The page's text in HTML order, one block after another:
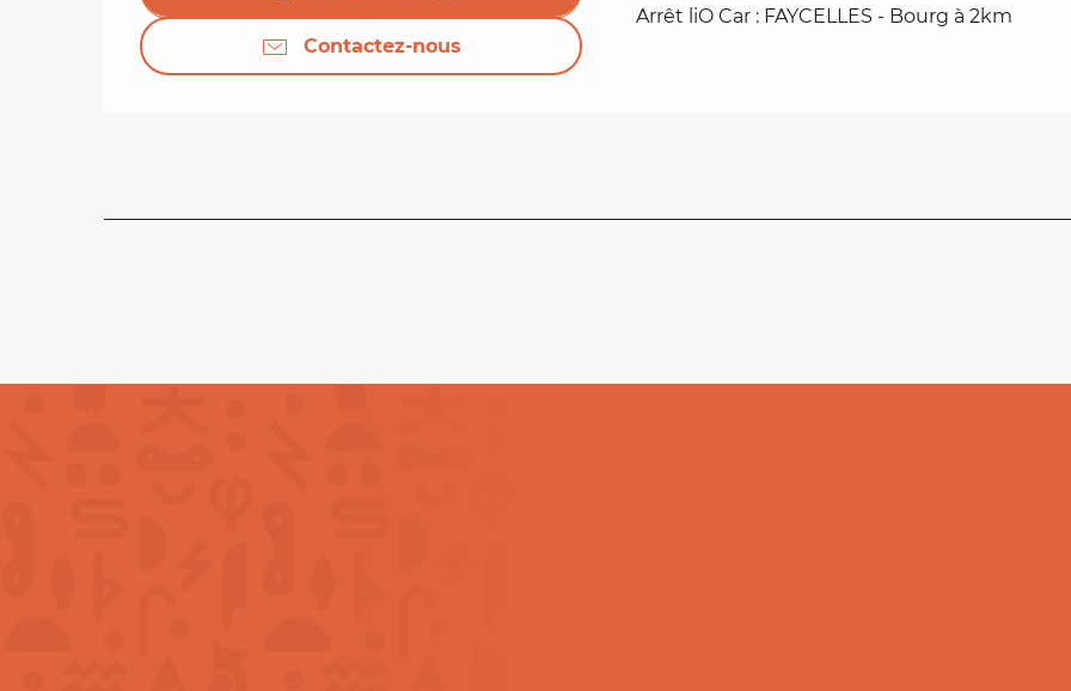
Contactez-nous
Arrêt liO Car : FAYCELLES - Bourg à 2km